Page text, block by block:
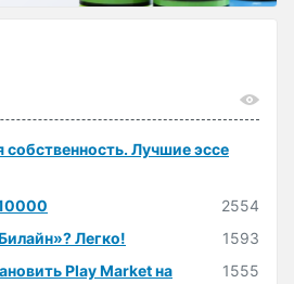
собственность. Лучшие эссе
2554
Легко!
1593
Play Market на
1555